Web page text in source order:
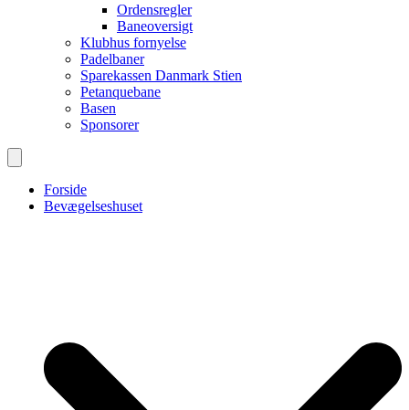
Ordensregler
Baneoversigt
Klubhus fornyelse
Padelbaner
Sparekassen Danmark Stien
Petanquebane
Basen
Sponsorer
Forside
Bevægelseshuset